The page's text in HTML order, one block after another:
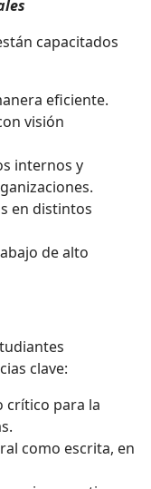
capacitados
eficiente.
visión
internos y
en distintos
de alto
clave:
crítico para la
como escrita, en